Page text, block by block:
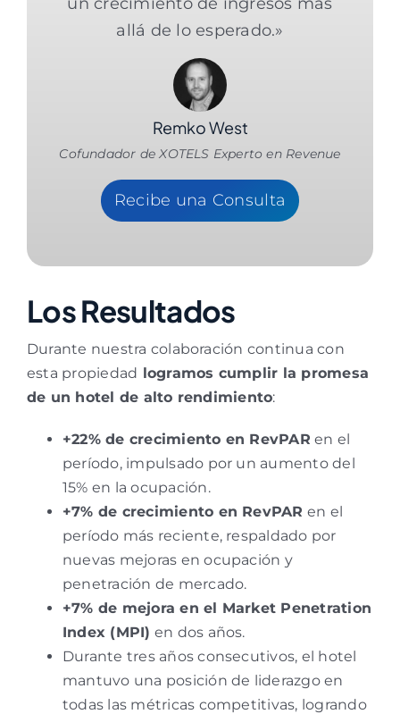
un crecimiento de ingresos más
allá de lo esperado.»
Remko West
Cofundador de XOTELS Experto en Revenue
Recibe una Consulta
Los Resultados
Durante nuestra colaboración continua con
esta propiedad logramos cumplir la promesa
de un hotel de alto rendimiento:
+22% de crecimiento en RevPAR en el
período, impulsado por un aumento del
15% en la ocupación.
+7% de crecimiento en RevPAR en el
período más reciente, respaldado por
nuevas mejoras en ocupación y
penetración de mercado.
+7% de mejora en el Market Penetration
Index (MPI) en dos años.
Durante tres años consecutivos, el hotel
mantuvo una posición de liderazgo en
todas las métricas competitivas, logrando